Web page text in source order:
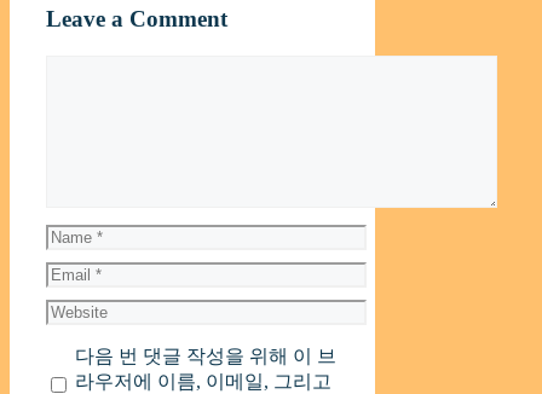
Leave a Comment
Name
Email
Website
다음 번 댓글 작성을 위해 이 브
라우저에 이름, 이메일, 그리고